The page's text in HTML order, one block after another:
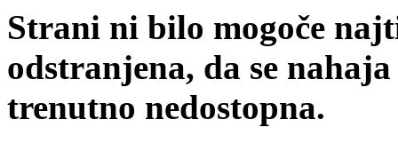
Strani ni bilo mogoče
odstranjena, da se
trenutno nedostopna.